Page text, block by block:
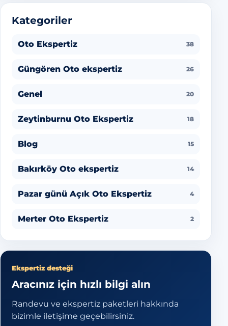
Kategoriler
Oto Ekspertiz 38
Güngören Oto ekspertiz 26
Genel 20
Zeytinburnu Oto Ekspertiz 18
Blog 15
Bakırköy Oto ekspertiz 14
Pazar günü Açık Oto Ekspertiz 4
Merter Oto Ekspertiz 2
Ekspertiz desteği
Aracınız için hızlı bilgi alın
Randevu ve ekspertiz paketleri hakkında
bizimle iletişime geçebilirsiniz.